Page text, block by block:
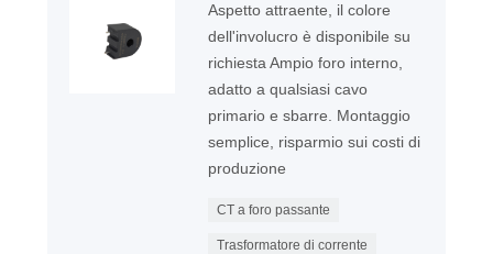
Aspetto attraente, il colore
dell'involucro è disponibile su
richiesta Ampio foro interno,
adatto a qualsiasi cavo
primario e sbarre. Montaggio
semplice, risparmio sui costi di
produzione
CT a foro passante
Trasformatore di corrente